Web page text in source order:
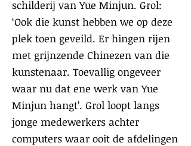
schilderij van Yue Minjun. Grol:
‘Ook die kunst hebben we op deze
plek toen geveild. Er hingen rijen
met grijnzende Chinezen van die
kunstenaar. Toevallig ongeveer
waar nu dat ene werk van Yue
Minjun hangt’. Grol loopt langs
jonge medewerkers achter
computers waar ooit de afdelingen